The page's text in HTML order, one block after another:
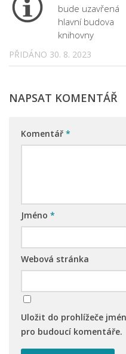
bude uzavřená
hlavní budova
knihovny
PŘIDÁNO 30. 8. 2023
NAPSAT KOMENTÁŘ
Komentář *
Jméno *
Webová stránka
Uložit do prohlížeče
pro budoucí komentáře.